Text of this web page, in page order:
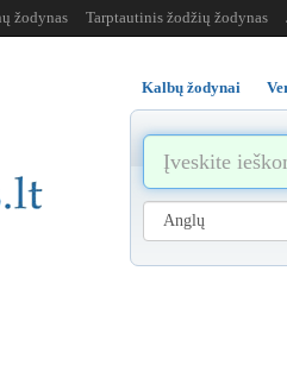
žodynas Tarptautinis žodžių žodynas
Kalbų žodynai